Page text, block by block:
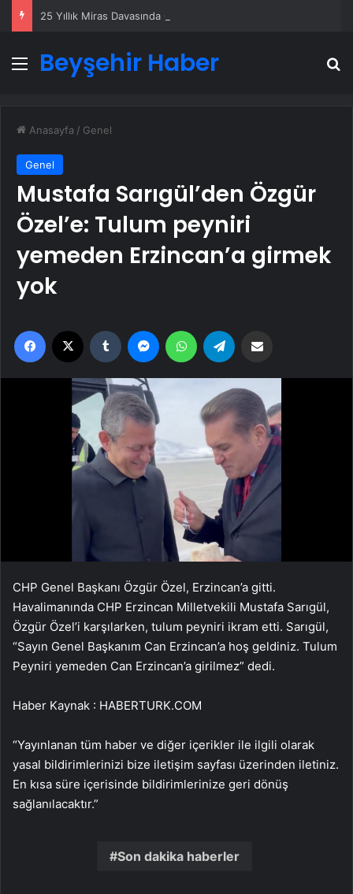
Menü
Beyşehir Haber
Anasayfa / Genel
Genel
Mustafa Sarıgül’den Özgür
Özel’e: Tulum peyniri
yemeden Erzincan’a girmek
yok
Facebook Tumblr MessengerWhatsApp
CHP Genel Başkanı Özgür Özel, Erzincan’a gitti.
Havalimanında CHP Erzincan Milletvekili Mustafa Sarıgül,
Özgür Özel’i karşılarken, tulum peyniri ikram etti. Sarıgül,
“Sayın Genel Başkanım Can Erzincan’a hoş geldiniz. Tulum
Peyniri yemeden Can Erzincan’a girilmez” dedi.
Haber Kaynak : HABERTURK.COM
“Yayınlanan tüm haber ve diğer içerikler ile ilgili olarak
yasal bildirimlerinizi bize iletişim sayfası üzerinden iletiniz.
En kısa süre içerisinde bildirimlerinize geri dönüş
sağlanılacaktır.”
Son dakika haberler